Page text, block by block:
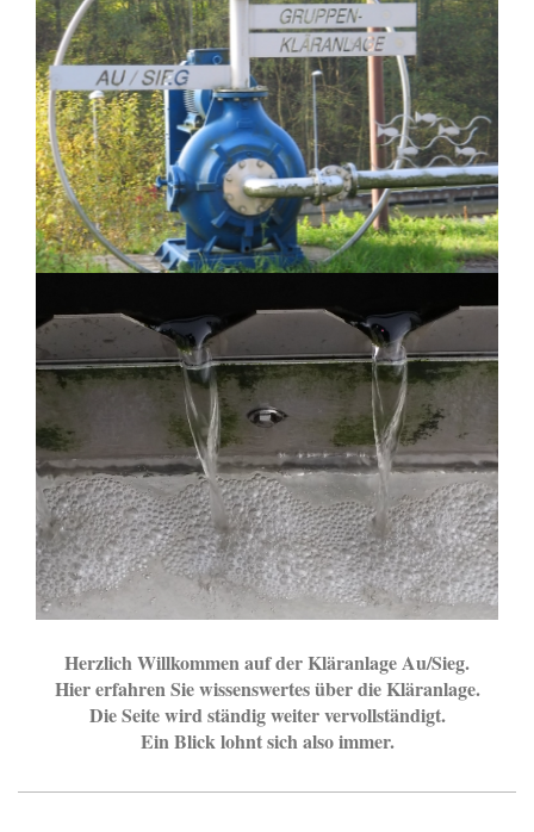
Herzlich Willkommen auf der Kläranlage Au/Sieg.
Hier erfahren Sie wissenswertes über die Kläranlage.
Die Seite wird ständig weiter vervollständigt.
Ein Blick lohnt sich also immer.